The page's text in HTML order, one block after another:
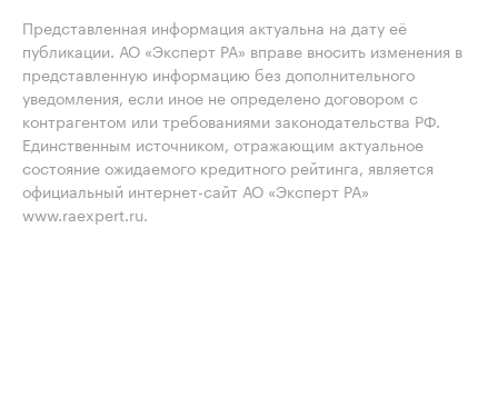
Представленная информация актуальна на дату её
публикации. АО «Эксперт РА» вправе вносить изменения в
представленную информацию без дополнительного
уведомления, если иное не определено договором с
контрагентом или требованиями законодательства РФ.
Единственным источником, отражающим актуальное
состояние ожидаемого кредитного рейтинга, является
официальный интернет-сайт АО «Эксперт РА»
www.raexpert.ru.